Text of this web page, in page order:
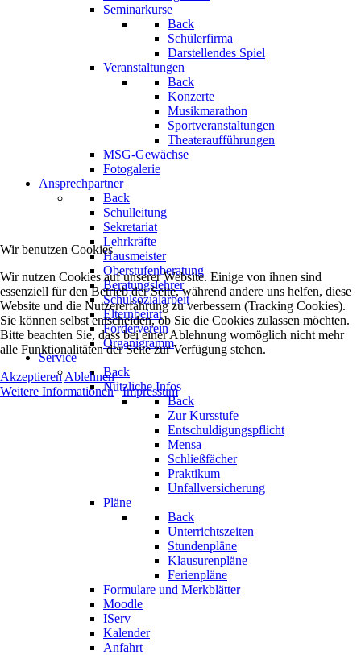
Seminarkurse
Back
Schülerfirma
Darstellendes Spiel
Veranstaltungen
Back
Konzerte
Musikmarathon
Sportveranstaltungen
Theateraufführungen
MSG-Gewächse
Fotogalerie
Ansprechpartner
Back
Schulleitung
Sekretariat
Lehrkräfte
Hausmeister
Oberstufenberatung
Beratungslehrer
Schulsozialarbeit
Elternbeirat
Förderverein
Organigramm
Service
Back
Nützliche Infos
Back
Zur Kursstufe
Entschuldigungspflicht
Mensa
Schließfächer
Praktikum
Unfallversicherung
Pläne
Back
Unterrichtszeiten
Stundenpläne
Klausurenpläne
Ferienpläne
Formulare und Merkblätter
Moodle
IServ
Kalender
Anfahrt
Wir benutzen Cookies
Wir nutzen Cookies auf unserer Website. Einige von ihnen sind
essenziell für den Betrieb der Seite, während andere uns helfen, diese
Website und die Nutzererfahrung zu verbessern (Tracking Cookies).
Sie können selbst entscheiden, ob Sie die Cookies zulassen möchten.
Bitte beachten Sie, dass bei einer Ablehnung womöglich nicht mehr
alle Funktionalitäten der Seite zur Verfügung stehen.
Akzeptieren Ablehnen
Weitere Informationen|Impressum